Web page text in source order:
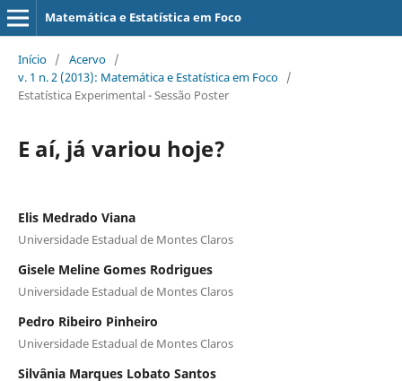
Matemática e Estatística em Foco
Início / Acervo /
v. 1 n. 2 (2013): Matemática e Estatística em Foco /
Estatística Experimental - Sessão Poster
E aí, já variou hoje?
Elis Medrado Viana
Universidade Estadual de Montes Claros
Gisele Meline Gomes Rodrigues
Universidade Estadual de Montes Claros
Pedro Ribeiro Pinheiro
Universidade Estadual de Montes Claros
Silvânia Marques Lobato Santos